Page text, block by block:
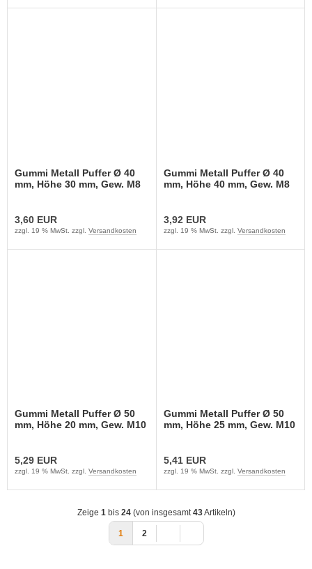
Gummi Metall Puffer Ø 40
mm, Höhe 30 mm, Gew. M8
3,60 EUR
zzgl. 19 % MwSt. zzgl. Versandkosten
Gummi Metall Puffer Ø 40
mm, Höhe 40 mm, Gew. M8
3,92 EUR
zzgl. 19 % MwSt. zzgl. Versandkosten
Gummi Metall Puffer Ø 50
mm, Höhe 20 mm, Gew. M10
5,29 EUR
zzgl. 19 % MwSt. zzgl. Versandkosten
Gummi Metall Puffer Ø 50
mm, Höhe 25 mm, Gew. M10
5,41 EUR
zzgl. 19 % MwSt. zzgl. Versandkosten
Zeige 1bis 24(von insgesamt43Artikeln)
1 2